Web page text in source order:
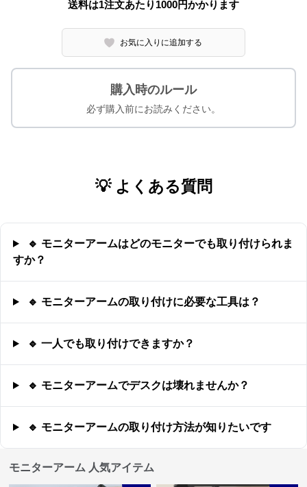
送料は1注文あたり 1000円かかります
お気に入りに追加する
購入時のルール
必ず購入前にお読みください。
💡 よくある質問
🔹 モニターアームはどのモニターでも取り付けられま
すか？
🔹 モニターアームの取り付けに必要な工具は？
🔹 一人でも取り付けできますか？
🔹 モニターアームでデスクは壊れませんか？
🔹 モニターアームの取り付け方法が知りたいです
モニターアーム 人気アイテム